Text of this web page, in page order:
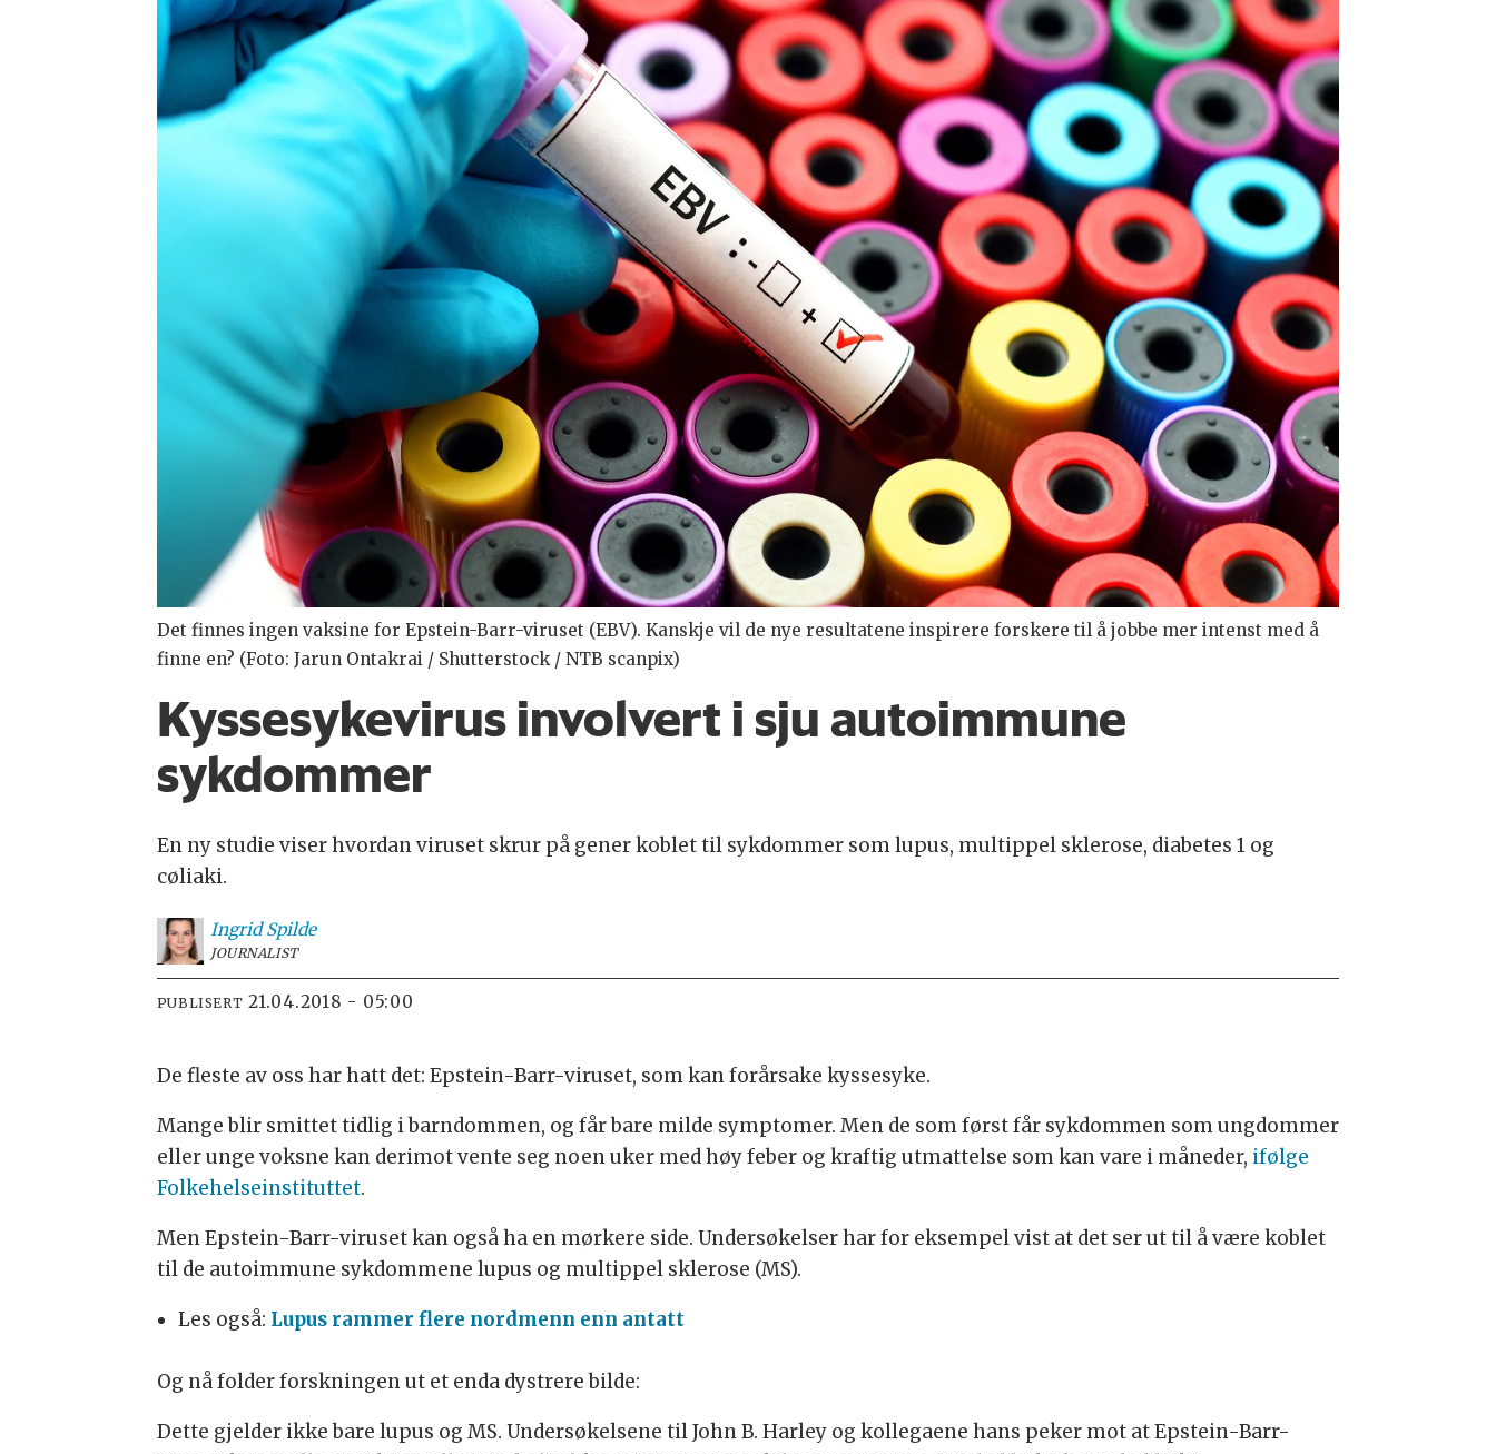
Det finnes ingen vaksine for Epstein-Barr-viruset (EBV). Kanskje vil de nye resultatene inspirere forskere til å jobbe mer intenst med å
finne en? (Foto: Jarun Ontakrai / Shutterstock / NTB scanpix)
Kyssesykevirus involvert i sju autoimmune
sykdommer
En ny studie viser hvordan viruset skrur på gener koblet til sykdommer som lupus, multippel sklerose, diabetes 1 og
cøliaki.
Ingrid Spilde
JOURNALIST
PUBLISERT 21.04.2018 - 05:00
De fleste av oss har hatt det: Epstein-Barr-viruset, som kan forårsake kyssesyke.
Mange blir smittet tidlig i barndommen, og får bare milde symptomer. Men de som først får sykdommen som ungdommer
eller unge voksne kan derimot vente seg noen uker med høy feber og kraftig utmattelse som kan vare i måneder, ifølge
Folkehelseinstituttet.
Men Epstein-Barr-viruset kan også ha en mørkere side. Undersøkelser har for eksempel vist at det ser ut til å være koblet
til de autoimmune sykdommene lupus og multippel sklerose (MS).
Les også: Lupus rammer flere nordmenn enn antatt
Og nå folder forskningen ut et enda dystrere bilde:
Dette gjelder ikke bare lupus og MS. Undersøkelsene til John B. Harley og kollegaene hans peker mot at Epstein-Barr-